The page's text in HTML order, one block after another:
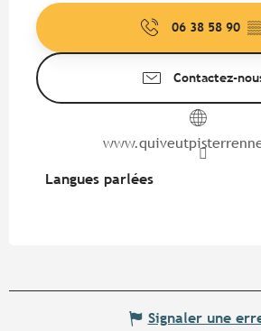
06 38 58 90
Contactez-
Langues parlées
Langues parlées
Signaler une